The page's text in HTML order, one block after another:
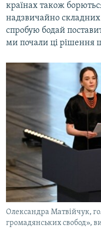
країнах також
надзвичайно складних
спробую бодай
ми почали ці рішення
Олександра Матвійчук,
громадянських свобод»,